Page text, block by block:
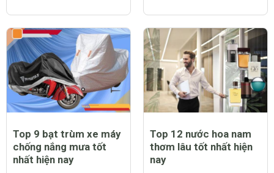
Top 9 bạt trùm xe máy
chống nắng mưa tốt
nhất hiện nay
Top 12 nước hoa nam
thơm lâu tốt nhất hiện
nay